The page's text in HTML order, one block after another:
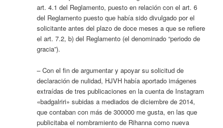
art. 4.1 del Reglamento, puesto en relación con el art. 6
del Reglamento puesto que había sido divulgado por el
solicitante antes del plazo de doce meses a que se refiere
el art. 7.2, b) del Reglamento (el denominado “periodo de
gracia”).
– Con el fin de argumentar y apoyar su solicitud de
declaración de nulidad, HJVH había aportado imágenes
extraídas de tres publicaciones en la cuenta de Instagram
«badgalriri» subidas a mediados de diciembre de 2014,
que contaban con más de 300000 me gusta, en las que
publicitaba el nombramiento de Rihanna como nueva